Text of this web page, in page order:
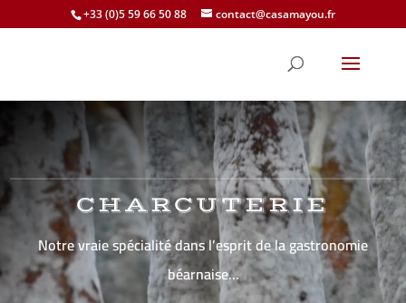
+33 (0)5 59 66 50 88 contact@casamayou.fr
CHARCUTERIE
Notre vraie spécialité dans l’esprit de la gastronomie
béarnaise…